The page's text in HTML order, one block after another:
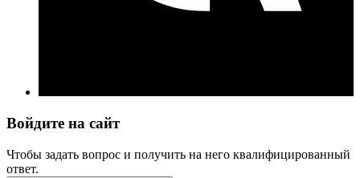
Войдите на сайт
Чтобы задать вопрос и получить на него квалифицированный
ответ.